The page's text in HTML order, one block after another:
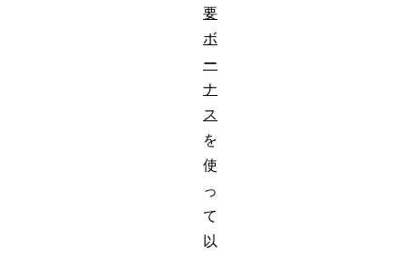
要
ボ
ー
ナ
ス
を
使
っ
て
以